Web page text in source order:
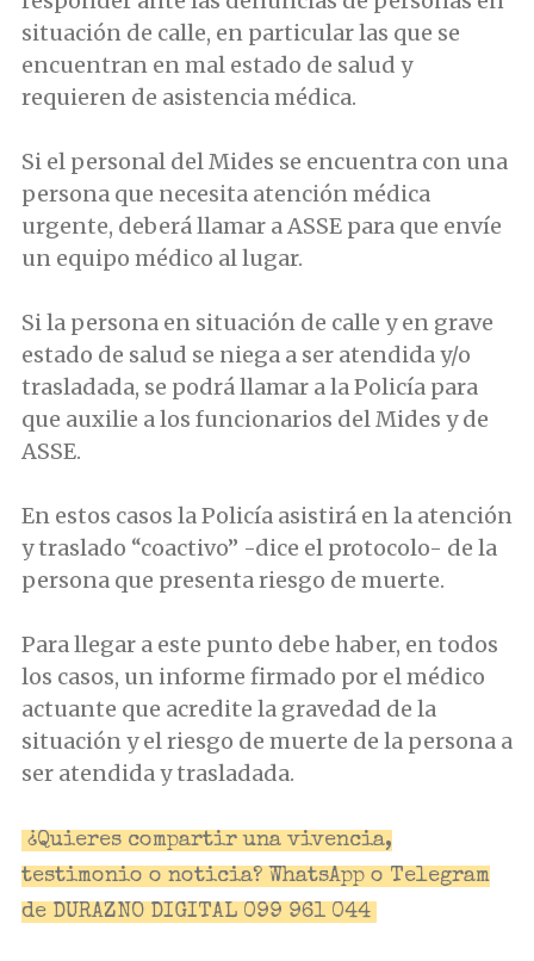
situación de calle, en particular las que se
encuentran en mal estado de salud y
requieren de asistencia médica.
Si el personal del Mides se encuentra con una
persona que necesita atención médica
urgente, deberá llamar a ASSE para que envíe
un equipo médico al lugar.
Si la persona en situación de calle y en grave
estado de salud se niega a ser atendida y/o
trasladada, se podrá llamar a la Policía para
que auxilie a los funcionarios del Mides y de
ASSE.
En estos casos la Policía asistirá en la atención
y traslado “coactivo” -dice el protocolo- de la
persona que presenta riesgo de muerte.
Para llegar a este punto debe haber, en todos
los casos, un informe firmado por el médico
actuante que acredite la gravedad de la
situación y el riesgo de muerte de la persona a
ser atendida y trasladada.
¿Quieres compartir una vivencia,
testimonio o noticia? WhatsApp o Telegram
de DURAZNO DIGITAL 099 961 044